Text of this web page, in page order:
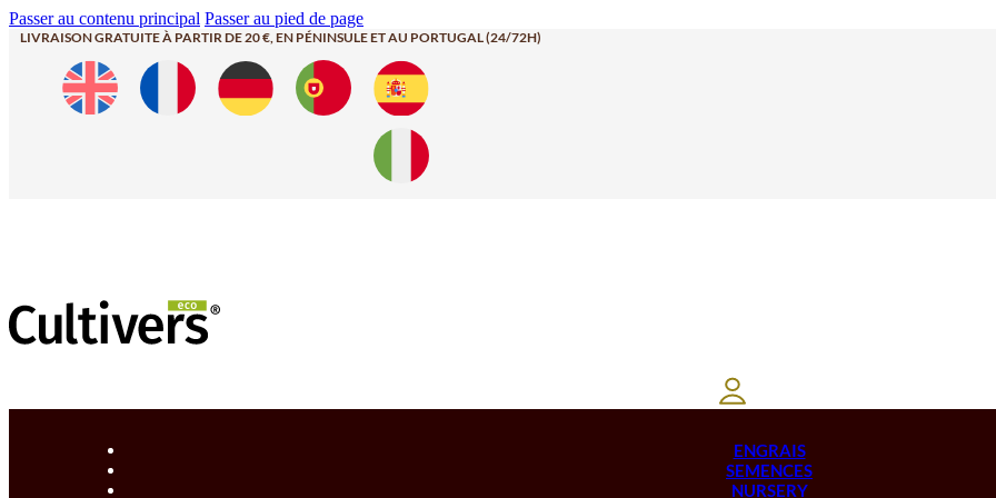
Passer au contenu principal Passer au pied de page
LIVRAISON GRATUITE À PARTIR DE 20 €, EN PÉNINSULE ET AU PORTUGAL (24/72H)
ENGRAIS
SEMENCES
NURSERY